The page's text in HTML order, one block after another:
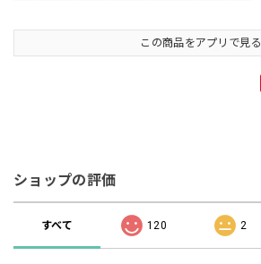
この商品をアプリで見る
ショップの評価
すべて 120 2